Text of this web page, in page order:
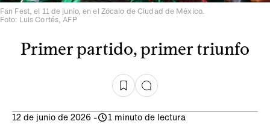
Fan Fest, el 11 de junio, en el Zócalo de Ciudad de México.
Foto: Luis Cortés, AFP
Primer partido, primer triunfo
12 de junio de 2026 - 1 minuto de lectura